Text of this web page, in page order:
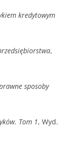
kredytowym
,
sposoby
Tom 1, Wyd.